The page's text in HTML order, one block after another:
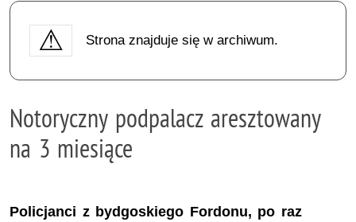
Strona znajduje się w archiwum.
Notoryczny podpalacz aresztowany
na 3 miesiące
Policjanci z bydgoskiego Fordonu, po raz